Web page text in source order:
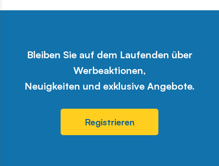
Bleiben Sie auf dem Laufenden über
Werbeaktionen,
Neuigkeiten und exklusive Angebote.
Registrieren